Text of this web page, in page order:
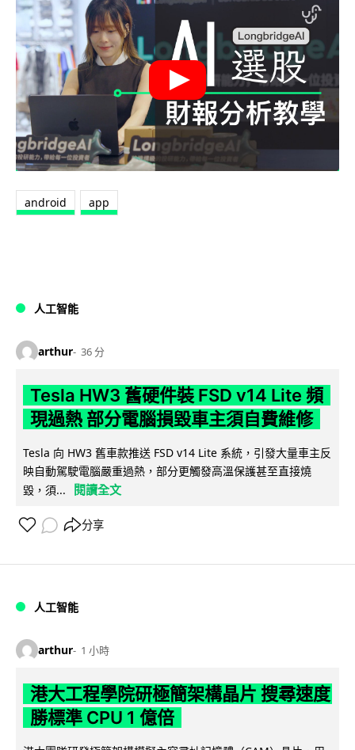
android app
人工智能
arthur 36 分
Tesla HW3 舊硬件裝 FSD v14 Lite 頻
現過熱 部分電腦損毀車主須自費維修
Tesla 向 HW3 舊車款推送 FSD v14 Lite 系統，引發大量車主反
映自動駕駛電腦嚴重過熱，部分更觸發高溫保護甚至直接燒
毀，須...
閱讀全文
分享
人工智能
arthur 1 小時
港大工程學院研極簡架構晶片 搜尋速度
勝標準 CPU 1 億倍